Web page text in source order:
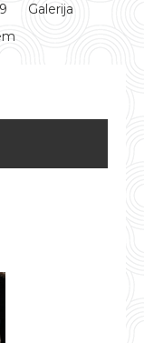
Galerija